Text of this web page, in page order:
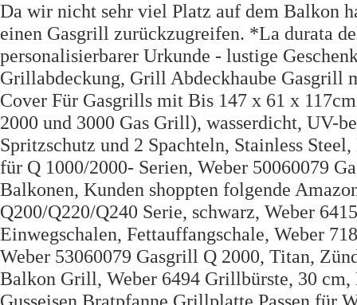
Da wir nicht sehr viel Platz auf dem Balkon
einen Gasgrill zurückzugreifen. *La durata
personalisierbarer Urkunde - lustige
Grillabdeckung, Grill Abdeckhaube Gasgrill
Cover Für Gasgrills mit Bis 147 x 61 x
2000 und 3000 Gas Grill), wasserdicht, UV-
Spritzschutz und 2 Spachteln, Stainless
für Q 1000/2000- Serien, Weber 50060079
Balkonen, Kunden shoppten folgende
Q200/Q220/Q240 Serie, schwarz, Weber
Einwegschalen, Fettauffangschale, Weber
Weber 53060079 Gasgrill Q 2000, Titan,
Balkon Grill, Weber 6494 Grillbürste, 30
Gusseisen Bratpfanne Grillplatte Passen für